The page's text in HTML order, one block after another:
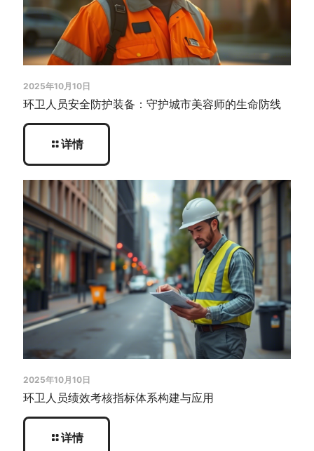
2025年10月10日
环卫人员安全防护装备：守护城市美容师的生命防线
详情
2025年10月10日
环卫人员绩效考核指标体系构建与应用
详情